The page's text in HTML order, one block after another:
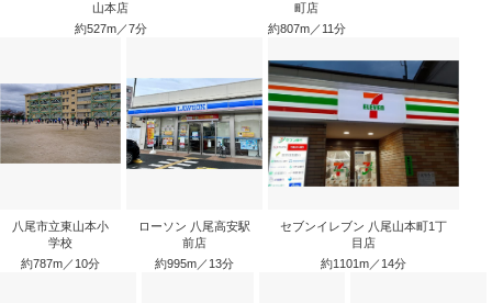
山本店
約527m／7分
町店
約807m／11分
八尾市立東山本小
学校
約787m／10分
ローソン 八尾高安駅
前店
約995m／13分
セブンイレブン 八尾山本町1丁
目店
約1101m／14分